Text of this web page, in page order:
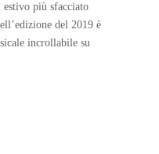
più sfacciato
del 2019 è
incrollabile su